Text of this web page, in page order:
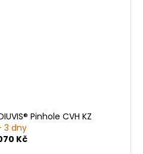
Pinhole CVH KZ
3 dny
Kč